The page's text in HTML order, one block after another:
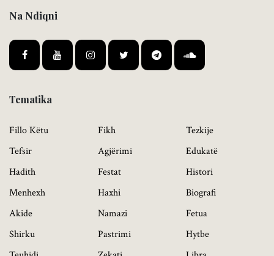
Na Ndiqni
Tematika
Fillo Këtu
Tefsir
Hadith
Menhexh
Akide
Shirku
Fikh
Agjërimi
Festat
Haxhi
Namazi
Pastrimi
Tezkije
Edukatë
Histori
Biografi
Fetua
Hytbe